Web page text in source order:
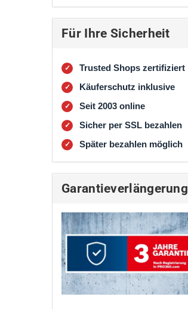
Für Ihre Sicherheit
✓ Trusted Shops zertifiziert
✓ Käuferschutz inklusive
✓ Seit 2003 online
✓ Sicher per SSL bezahlen
✓ Später bezahlen möglich
Garantieverlängerung